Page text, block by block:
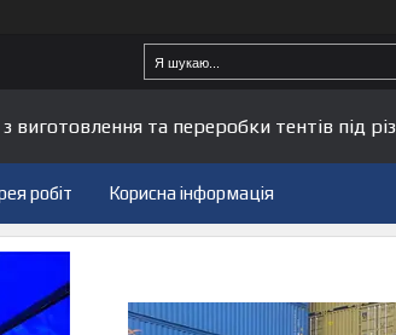
та переробки тентів під
робіт Корисна інформація